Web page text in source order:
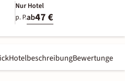
Nur Hotel
p. P.ab47 €
HotelbeschreibungBewertungen